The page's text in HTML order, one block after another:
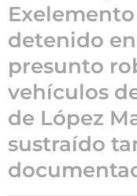
a
g
o
5
m
e
e
s
detenido
presunto
vehículos
de López
sustraído